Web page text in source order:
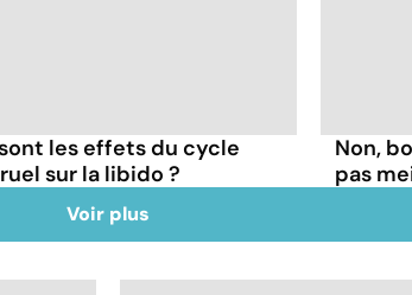
les effets du cycle
sur la libido ?
Non,
pas
Voir plus